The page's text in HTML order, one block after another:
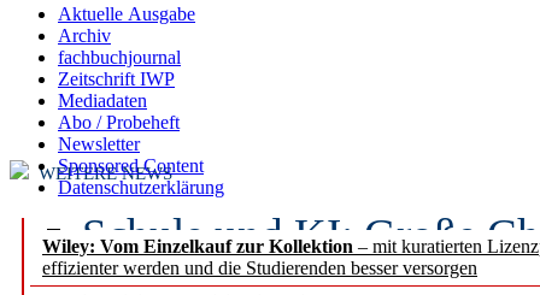
Aktuelle Ausgabe
Archiv
fachbuchjournal
Zeitschrift IWP
Mediadaten
Abo / Probeheft
Newsletter
Sponsored Content
Datenschutzerklärung
Wiley: Vom Einzelkauf zur Kollektion – mit kuratierten
effizienter werden und die Studierenden besser versorgen
WEITERE NEWS
Schule und KI: Große
Voraussetzungen